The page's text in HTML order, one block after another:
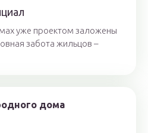
уже проектом заложены
забота жильцов –